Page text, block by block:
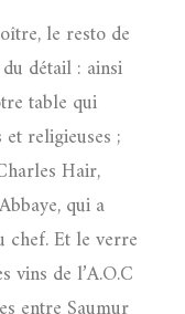
le resto de
détail : ainsi
table qui
religieuses ;
Hair,
qui a
chef. Et le verre
vins de l’A.O.C